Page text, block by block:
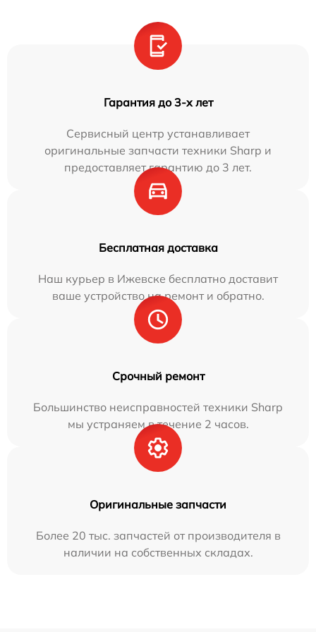
Гарантия до 3-х лет
Сервисный центр устанавливает
оригинальные запчасти техники Sharp и
предоставляет гарантию до 3 лет.
Бесплатная доставка
Наш курьер в Ижевске бесплатно доставит
ваше устройство на ремонт и обратно.
Срочный ремонт
Большинство неисправностей техники Sharp
мы устраняем в течение 2 часов.
Оригинальные запчасти
Более 20 тыс. запчастей от производителя в
наличии на собственных складах.